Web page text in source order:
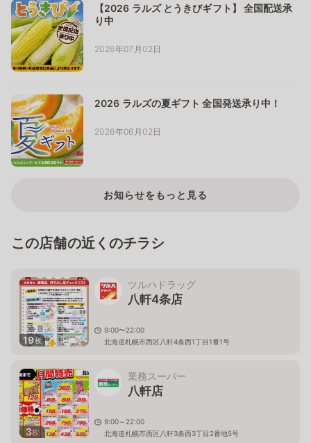
【2026 ラルズ とうきびギフト】 全国配送承
り中
2026年07月02日
2026 ラルズの夏ギフト 全国発送承り中！
2026年06月02日
お知らせをもっと見る
この店舗の近くのチラシ
19枚
ツルハドラッグ
八軒4条店
9:00〜22:00
北海道札幌市西区八軒4条西1丁目1番1号
3枚
業務スーパー
八軒店
9:00～22:00
北海道札幌市西区八軒3条西3丁目2番地5号